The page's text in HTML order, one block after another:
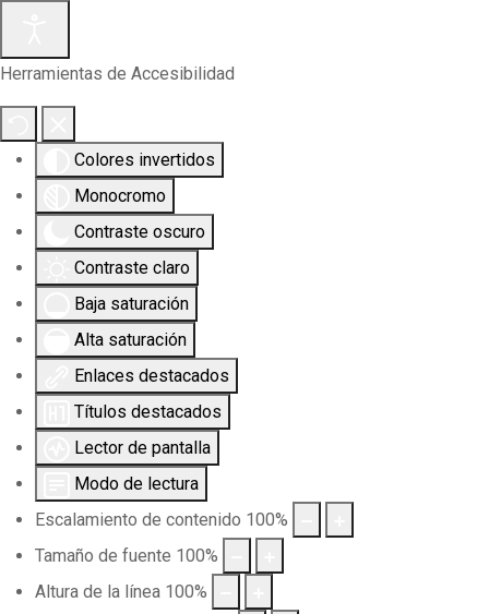
Herramientas de Accesibilidad
Colores invertidos
Monocromo
Contraste oscuro
Contraste claro
Baja saturación
Alta saturación
Enlaces destacados
Títulos destacados
Lector de pantalla
Modo de lectura
Escalamiento de contenido 100%
Tamaño de fuente 100%
Altura de la línea 100%